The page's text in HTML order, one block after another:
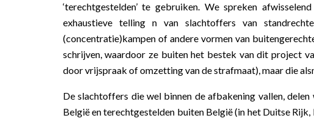
‘terechtgestelden’ te gebruiken. We spreken
exhaustieve telling n van slachtoffers van
(concentratie)kampen of andere vormen van
schrijven, waardoor ze buiten het bestek van dit project
door vrijspraak of omzetting van de strafmaat), maar die
De slachtoffers die wel binnen de afbakening vallen,
België en terechtgestelden buiten België (in het Duitse